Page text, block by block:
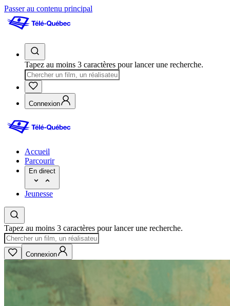
Passer au contenu principal
Tapez au moins 3 caractères pour lancer une recherche.
Connexion
Accueil
Parcourir
En direct
Jeunesse
Tapez au moins 3 caractères pour lancer une recherche.
Connexion